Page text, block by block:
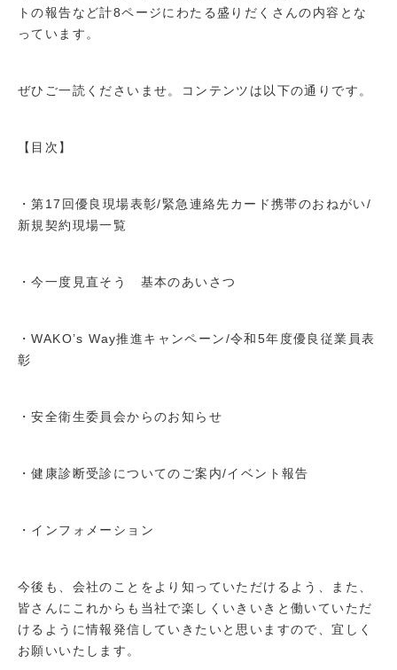
トの報告など計8ページにわたる盛りだくさんの内容とな
っています。
ぜひご一読くださいませ。コンテンツは以下の通りです。
【目次】
・第17回優良現場表彰/緊急連絡先カード携帯のおねがい/
新規契約現場一覧
・今一度見直そう 基本のあいさつ
・WAKO’s Way推進キャンペーン/令和5年度優良従業員表
彰
・安全衛生委員会からのお知らせ
・健康診断受診についてのご案内/イベント報告
・インフォメーション
今後も、会社のことをより知っていただけるよう、また、
皆さんにこれからも当社で楽しくいきいきと働いていただ
けるように情報発信していきたいと思いますので、宜しく
お願いいたします。